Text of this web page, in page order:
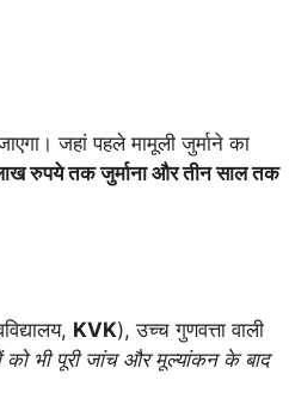
जहां पहले मामूली जुर्माने का
रुपये तक जुर्माना और तीन साल तक
KVK), उच्च गुणवत्ता वाली
को भी पूरी जांच और मूल्यांकन के बाद